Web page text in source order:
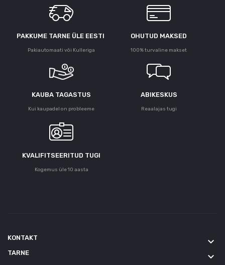
PAKKUME TARNE ÜLE ЕESTI
Pakiautomaati või Kulleriga
OHUTUD MAKSED
100% turvaline makset
KAUBA TAGASTUS
Kui kaupadel on probleeme
ABIKESKUS
Reaalajas tugi
KVALIFITSEERITUD TUGI
Kogemus üle 10 aasta
KONTAKT keyboard_arrow_down
TARNE keyboard_arrow_down